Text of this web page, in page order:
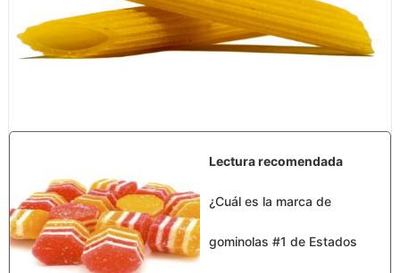
Lectura recomendada
¿Cuál es la marca de
gominolas #1 de Estados